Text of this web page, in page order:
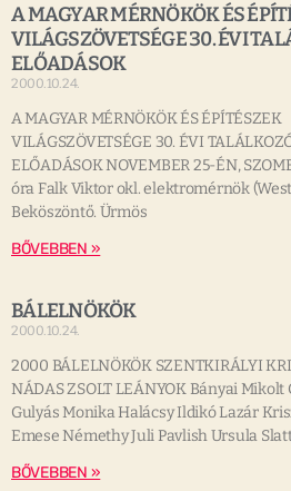
A MAGYAR MÉRNÖKÖK ÉS
VILÁGSZÖVETSÉGE 30. ÉVI
ELŐADÁSOK
2000.10.24.
A MAGYAR MÉRNÖKÖK ÉS ÉPÍTÉSZEK
VILÁGSZÖVETSÉGE 30. ÉVI
ELŐADÁSOK NOVEMBER 25-ÉN,
óra Falk Viktor okl. elektromérnök
Beköszöntő. Ürmös
BŐVEBBEN »
BÁLELNÖKÖK
2000.10.24.
2000 BÁLELNÖKÖK SZENTKIRÁLYI
NÁDAS ZSOLT LEÁNYOK Bányai
Gulyás Monika Halácsy Ildikó Lazár
Emese Némethy Juli Pavlish Ursula
BŐVEBBEN »